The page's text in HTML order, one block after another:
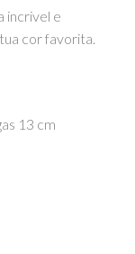
incrivel e
cor favorita.
13 cm